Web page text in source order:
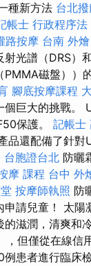
種新方法 台北
帳士 行政程序法
路按摩 台南 外
光譜（DRS）
磁盤））
腳底按摩課程
個巨大的挑戰。
保護。 記帳士
品還配備了針對
台胞證台北 防曬
摩 課程 台中 外
按摩師執照 防
申請兒童！ 太陽
的滋潤，清爽和
，但僅從在線信
例患者進行臨床